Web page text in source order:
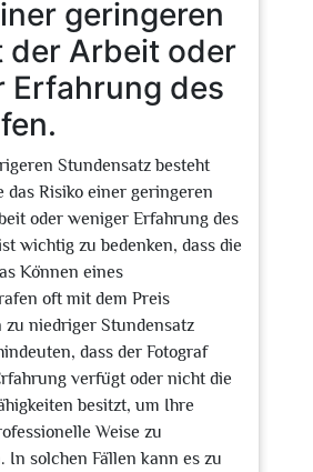
geringeren
der Arbeit oder
Erfahrung des
Stundensatz besteht
das Risiko einer geringeren
oder weniger Erfahrung des
wichtig zu bedenken, dass die
Können eines
oft mit dem Preis
zu niedriger Stundensatz
dass der Fotograf
verfügt oder nicht die
besitzt, um Ihre
Weise zu
In solchen Fällen kann es zu